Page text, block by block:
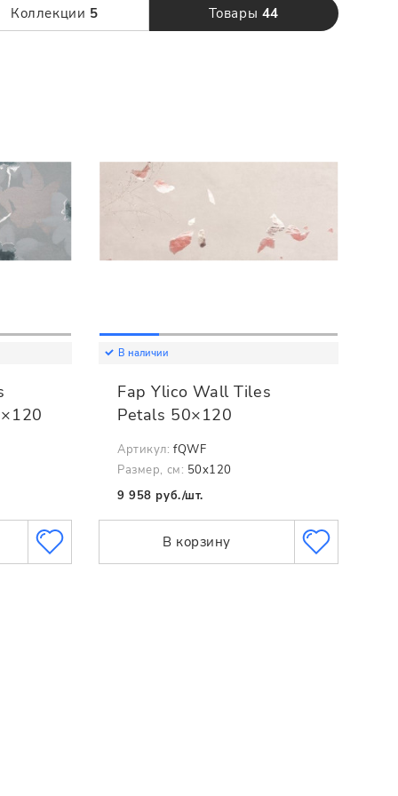
x 280
Коллекции 5 Товары 44
В наличии
Fap Ylico Wall Tiles
Petals 50×120
Артикул: fQWF
Размер, см: 50x120
9 958 руб./шт.
В корзину